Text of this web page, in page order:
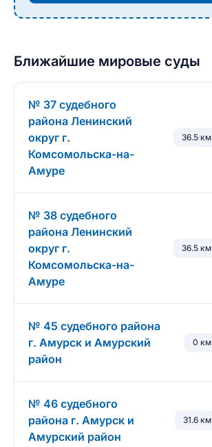
Ближайшие мировые суды
№ 37 судебного
района Ленинский
округ г.
Комсомольска-на-
Амуре
36.5 км
№ 38 судебного
района Ленинский
округ г.
Комсомольска-на-
Амуре
36.5 км
№ 45 судебного района
г. Амурск и Амурский
район
0 км
№ 46 судебного
района г. Амурск и
Амурский район
31.6 км